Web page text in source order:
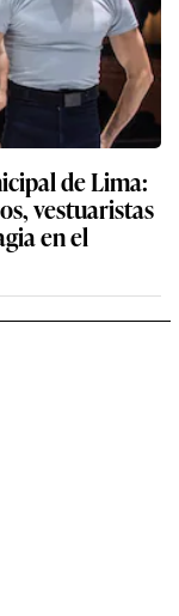
de Lima:
vestuaristas
en el